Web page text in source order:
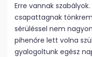
Erre vannak
csapattagnak
sérüléssel nem
pihenőre lett volna
gyalogoltunk egész